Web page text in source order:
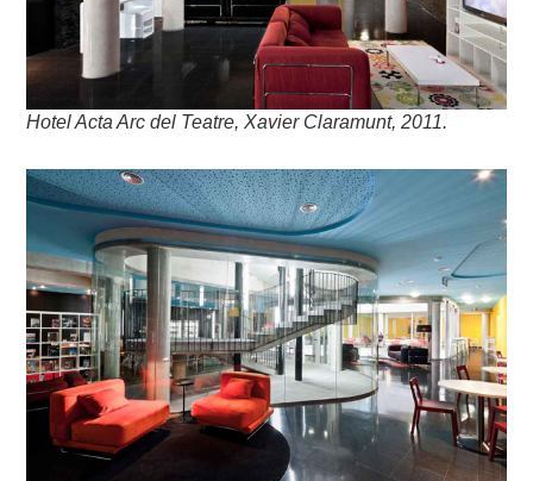
Hotel Acta Arc del Teatre, Xavier Claramunt, 2011.